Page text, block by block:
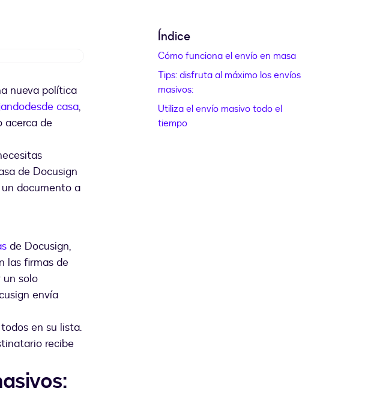
nueva política
desde casa,
acerca de
de Docusign
documento a
de Docusign,
las firmas de
un solo
envía
en su lista.
recibe
Índice
Cómo funciona el envío en masa
Tips: disfruta al máximo los envíos
masivos:
Utiliza el envío masivo todo el
tiempo